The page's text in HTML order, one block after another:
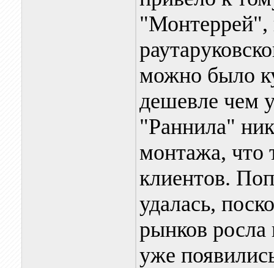
"Монтеррей",
можно было
дешевле чем
"Раннила"
монтажа, что
клиентов.
удалась,
рынков росла
уже